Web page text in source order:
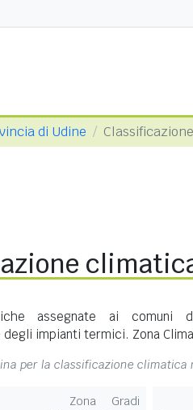
di Udine
assegnate ai comuni
impianti termici. Zona
per la classificazione climatica
Zona
Gradi